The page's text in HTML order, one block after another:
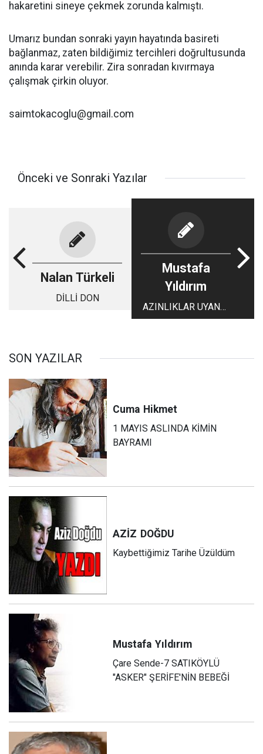
hakaretini sineye çekmek zorunda kalmıştı.
Umarız bundan sonraki yayın hayatında basireti
bağlanmaz, zaten bildiğimiz tercihleri doğrultusunda
anında karar verebilir. Zira sonradan kıvırmaya
çalışmak çirkin oluyor.
saimtokacoglu@gmail.com
Önceki ve Sonraki Yazılar
Nalan Türkeli
DİLLİ DON
Mustafa
Yıldırım
AZINLIKLAR UYANDI
TÜRKLER UYANMADI
SON YAZILAR
Cuma Hikmet
1 MAYIS ASLINDA KİMİN
BAYRAMI
AZİZ DOĞDU
Kaybettiğimiz Tarihe Üzüldüm
Mustafa Yıldırım
Çare Sende-7 SATIKÖYLÜ
"ASKER" ŞERİFE'NİN BEBEĞİ